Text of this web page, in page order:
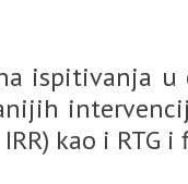
ispitivanja
kao i